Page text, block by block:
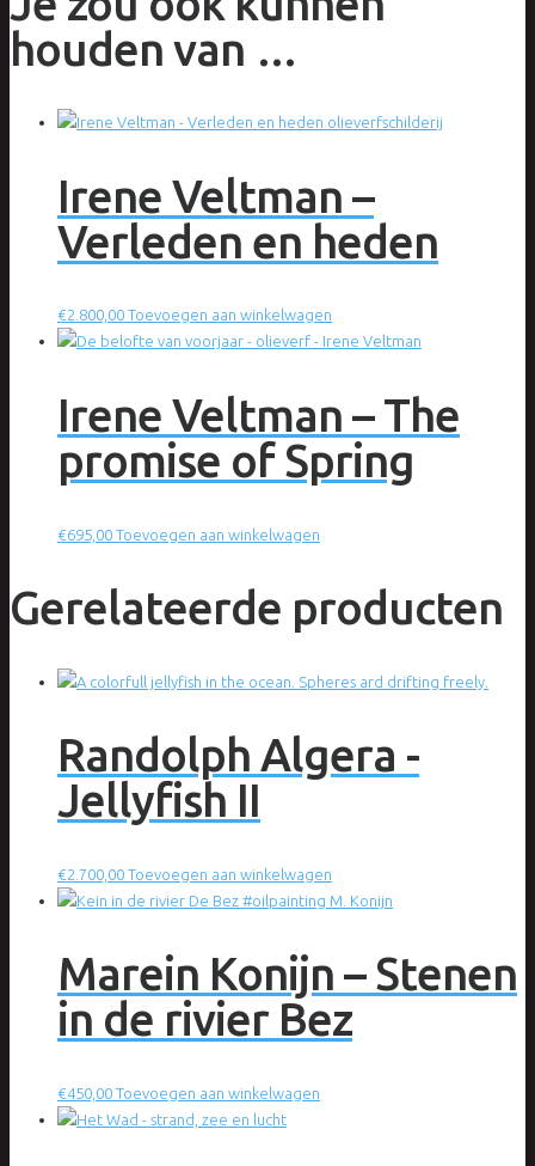
houden van …
Irene Veltman –
Verleden en heden
€2.800,00 Toevoegen aan winkelwagen
Irene Veltman – The
promise of Spring
€695,00 Toevoegen aan winkelwagen
Gerelateerde producten
Randolph Algera -
Jellyfish II
€2.700,00 Toevoegen aan winkelwagen
Marein Konijn – Stenen
in de rivier Bez
€450,00 Toevoegen aan winkelwagen